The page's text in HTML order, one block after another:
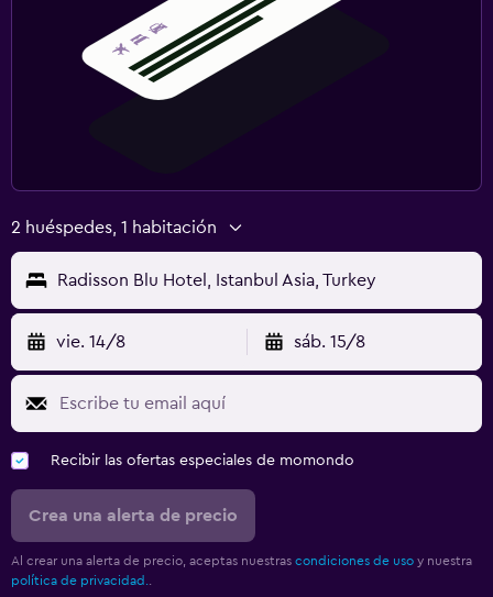
Ideal para familias
Comidas para niños
Lavandería
Lavandería
Servicio de planchado
Servicios de lavandería/tintorería
Plancha y tabla de planchar
Actividades
Tienda de regalos
2 huéspedes, 1 habitación
Radisson Blu Hotel, Istanbul Asia, Turkey
vie. 14/8 sáb. 15/8
Recibir las ofertas especiales de momondo
Crea una alerta de precio
Al crear una alerta de precio, aceptas nuestras condiciones de uso y nuestra
política de privacidad.